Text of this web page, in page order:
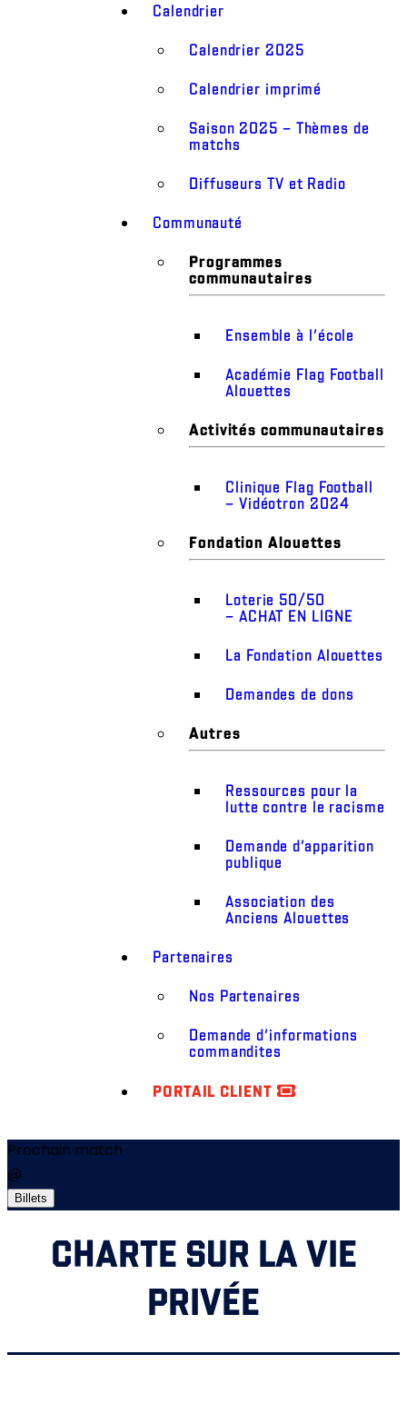
Calendrier
Calendrier 2025
Calendrier imprimé
Saison 2025 – Thèmes de
matchs
Diffuseurs TV et Radio
Communauté
Programmes
communautaires
Ensemble à l’école
Académie Flag Football
Alouettes
Activités communautaires
Clinique Flag Football
– Vidéotron 2024
Fondation Alouettes
Loterie 50/50
– ACHAT EN LIGNE
La Fondation Alouettes
Demandes de dons
Autres
Ressources pour la
lutte contre le racisme
Demande d’apparition
publique
Association des
Anciens Alouettes
Partenaires
Nos Partenaires
Demande d’informations
commandites
PORTAIL CLIENT
Prochain match
@
Billets
CHARTE SUR LA VIE
PRIVÉE